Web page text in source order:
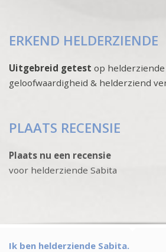
ERKEND HELDERZIENDE
Uitgebreid getest op helderziende
geloofwaardigheid & helderziend
PLAATS RECENSIE
Plaats nu een recensie
voor helderziende Sabita
Ik ben helderziende Sabita.